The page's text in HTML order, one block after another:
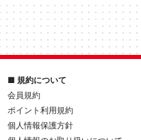
■ 規約について
会員規約
ポイント利用規約
個人情報保護方針